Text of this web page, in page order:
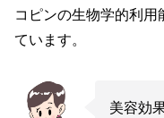
コピンの生物学的利
ています。
美容効